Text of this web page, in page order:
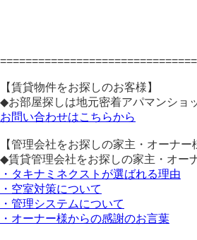
【賃貸物件をお探しのお客様】
◆お部屋探しは地元密着アパマンショ
お問い合わせはこちらから
【管理会社をお探しの家主・オーナー
◆賃貸管理会社をお探しの家主・オー
・タキナミネクストが選ばれる理由
・空室対策について
・管理システムについて
・オーナー様からの感謝のお言葉